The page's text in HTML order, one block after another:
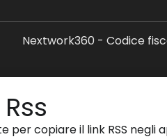
Nextwork360 - Codice
per copiare il link RSS negli